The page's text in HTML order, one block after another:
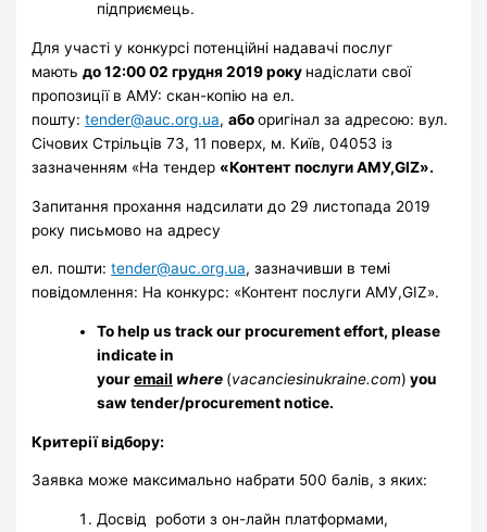
підприємець.
Для участі у конкурсі потенційні надавачі послуг
маютьдо 12:00 02 грудня2019 року надіслати свої
пропозиції в АМУ: скан-копію на ел.
пошту:tender@auc.org.ua,абооригінал за адресою: вул.
Січових Стрільців 73, 11 поверх, м. Київ, 04053 із
зазначенням «На тендер «Контент послуги АМУ,GIZ».
Запитання прохання надсилати до 29 листопада 2019
року письмово на адресу
ел. пошти:tender@auc.org.ua, зазначивши в темі
повідомлення: На конкурс: «Контент послуги АМУ,GIZ».
To help us track our procurement effort, please
indicate in
youremail where (vacanciesinukraine.com) you
saw tender/procurement notice.
Критерії відбору:
Заявка може максимально набрати 500 балів, з яких:
Досвід роботи з он-лайн платформами,